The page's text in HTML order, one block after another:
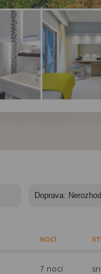
NOCÍ
7 nocí